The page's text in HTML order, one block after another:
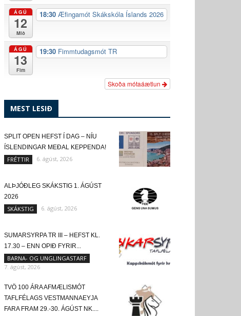
ÁGÚ
12
Mið
18:30 Æfingamót Skákskóla Íslands 2026
ÁGÚ
13
Fim
19:30 Fimmtudagsmót TR
Skoða mótaáætlun
MEST LESIÐ
SPLIT OPEN HEFST Í DAG – NÍU
ÍSLENDINGAR MEÐAL KEPPENDA!
FRÉTTIR 6. ágúst, 2026
ALÞJÓÐLEG SKÁKSTIG 1. ÁGÚST
2026
SKÁKSTIG 6. ágúst, 2026
SUMARSYRPA TR III – HEFST KL.
17.30 – ENN OPIÐ FYRIR...
BARNA- OG UNGLINGASTARF
7. ágúst, 2026
TVÖ 100 ÁRA AFMÆLISMÓT
TAFLFÉLAGS VESTMANNAEYJA
FARA FRAM 29.-30. ÁGÚST NK....